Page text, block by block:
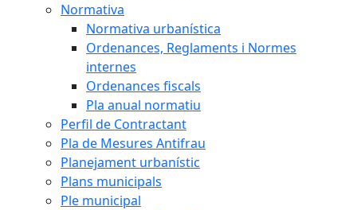
Normativa
Normativa urbanística
Ordenances, Reglaments i Normes
internes
Ordenances fiscals
Pla anual normatiu
Perfil de Contractant
Pla de Mesures Antifrau
Planejament urbanístic
Plans municipals
Ple municipal